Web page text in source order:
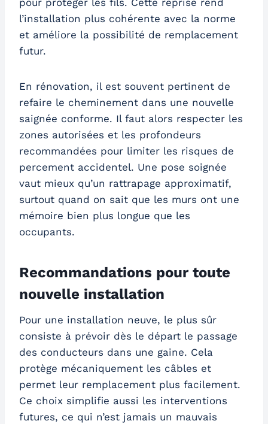
l’installation plus cohérente avec la norme
et améliore la possibilité de remplacement
futur.
En rénovation, il est souvent pertinent de
refaire le cheminement dans une nouvelle
saignée conforme. Il faut alors respecter les
zones autorisées et les profondeurs
recommandées pour limiter les risques de
percement accidentel. Une pose soignée
vaut mieux qu’un rattrapage approximatif,
surtout quand on sait que les murs ont une
mémoire bien plus longue que les
occupants.
Recommandations pour toute
nouvelle installation
Pour une installation neuve, le plus sûr
consiste à prévoir dès le départ le passage
des conducteurs dans une gaine. Cela
protège mécaniquement les câbles et
permet leur remplacement plus facilement.
Ce choix simplifie aussi les interventions
futures, ce qui n’est jamais un mauvais